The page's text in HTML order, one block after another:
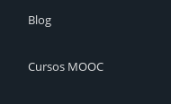
Blog
Cursos MOOC